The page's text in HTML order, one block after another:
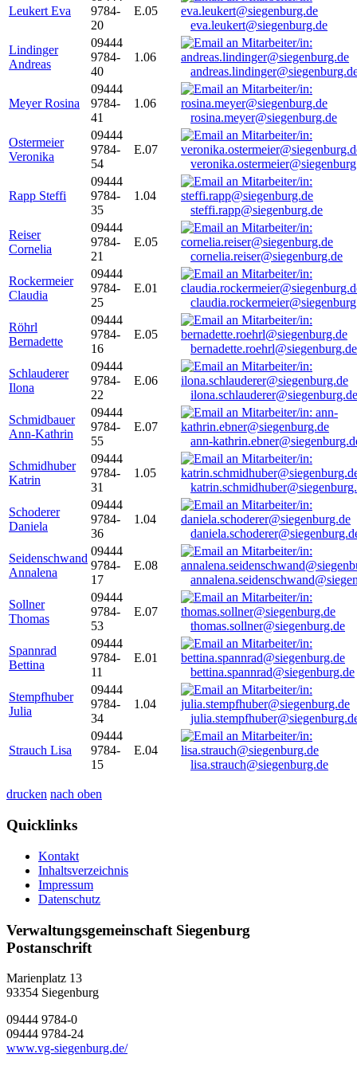
Leukert Eva
9784-
20
E.05
eva.leukert@siegenburg.de
Lindinger
Andreas
09444
9784-
40
1.06
Meyer Rosina
09444
9784-
41
1.06
rosina.meyer@siegenburg.de
Ostermeier
Veronika
09444
9784-
54
E.07
Rapp Steffi
09444
9784-
35
1.04
steffi.rapp@siegenburg.de
Reiser
Cornelia
09444
9784-
21
E.05
cornelia.reiser@siegenburg.de
Rockermeier
Claudia
09444
9784-
25
E.01
Röhrl
Bernadette
09444
9784-
16
E.05
bernadette.roehrl@siegenburg.de
Schlauderer
Ilona
09444
9784-
22
E.06
ilona.schlauderer@siegenburg.de
Schmidbauer
Ann-Kathrin
09444
9784-
55
E.07
ann-
Schmidhuber
Katrin
09444
9784-
31
1.05
Schoderer
Daniela
09444
9784-
36
1.04
Seidenschwand
Annalena
09444
9784-
17
E.08
Sollner
Thomas
09444
9784-
53
E.07
thomas.sollner@siegenburg.de
Spannrad
Bettina
09444
9784-
11
E.01
bettina.spannrad@siegenburg.de
Stempfhuber
Julia
09444
9784-
34
1.04
Strauch Lisa
09444
9784-
15
E.04
lisa.strauch@siegenburg.de
drucken nach oben
Quicklinks
Kontakt
Inhaltsverzeichnis
Impressum
Datenschutz
Verwaltungsgemeinschaft Siegenburg
Postanschrift
Marienplatz 13
93354 Siegenburg
09444 9784-0
09444 9784-24
www.vg-siegenburg.de/